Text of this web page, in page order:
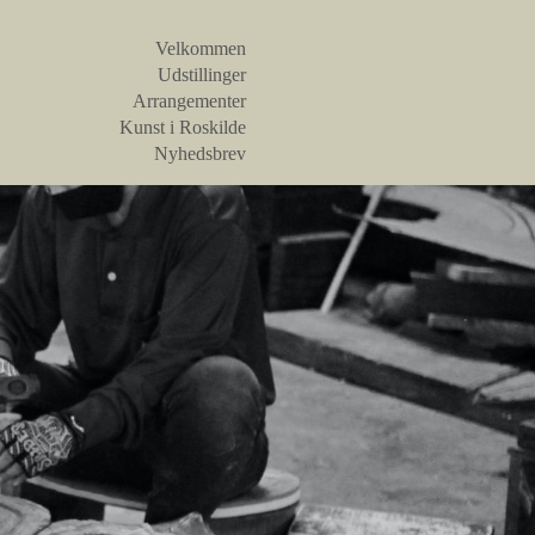
Velkommen
Udstillinger
Arrangementer
Kunst i Roskilde
Nyhedsbrev